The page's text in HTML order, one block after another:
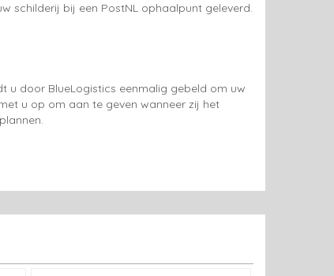
schilderij bij een PostNL ophaalpunt geleverd.
u door BlueLogistics eenmalig gebeld om uw
u op om aan te geven wanneer zij het